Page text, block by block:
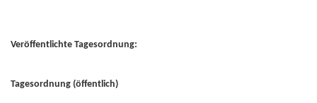
Veröffentlichte Tagesordnung:
Tagesordnung (öffentlich)